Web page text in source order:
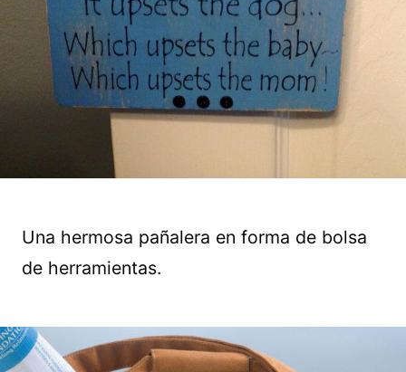
Una hermosa pañalera en forma de bolsa
de herramientas.